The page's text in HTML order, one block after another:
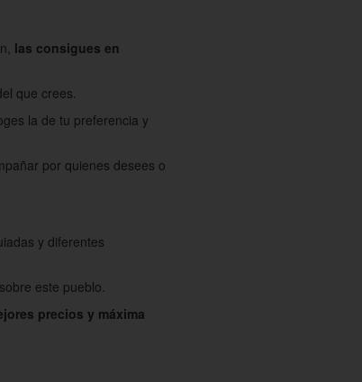
las consigues en
que crees.
la de tu preferencia y
por quienes desees o
y diferentes
este pueblo.
precios y máxima